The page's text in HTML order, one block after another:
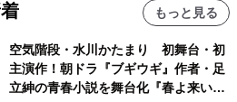
もっと見る
空気階段・水川かたまり 初舞台・初
主演作！朝ドラ『ブギウギ』作者・足
立紳の青春小説を舞台化『春よ来い、